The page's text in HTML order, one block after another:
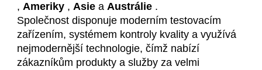
,Ameriky ,Asie aAustrálie .
Společnost disponuje moderním testovacím
zařízením, systémem kontroly kvality a využívá
nejmodernější technologie, čímž nabízí
zákazníkům produkty a služby za velmi